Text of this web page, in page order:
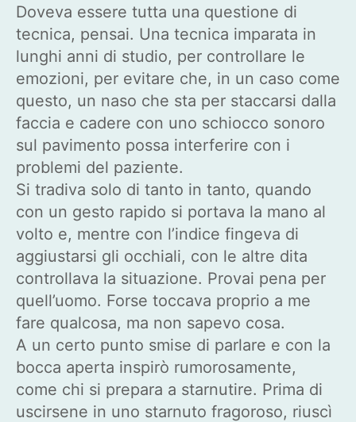
Doveva essere tutta una questione di
tecnica, pensai. Una tecnica imparata in
lunghi anni di studio, per controllare le
emozioni, per evitare che, in un caso come
questo, un naso che sta per staccarsi dalla
faccia e cadere con uno schiocco sonoro
sul pavimento possa interferire con i
problemi del paziente.
Si tradiva solo di tanto in tanto, quando
con un gesto rapido si portava la mano al
volto e, mentre con l’indice fingeva di
aggiustarsi gli occhiali, con le altre dita
controllava la situazione. Provai pena per
quell’uomo. Forse toccava proprio a me
fare qualcosa, ma non sapevo cosa.
A un certo punto smise di parlare e con la
bocca aperta inspirò rumorosamente,
come chi si prepara a starnutire. Prima di
uscirsene in uno starnuto fragoroso, riuscì